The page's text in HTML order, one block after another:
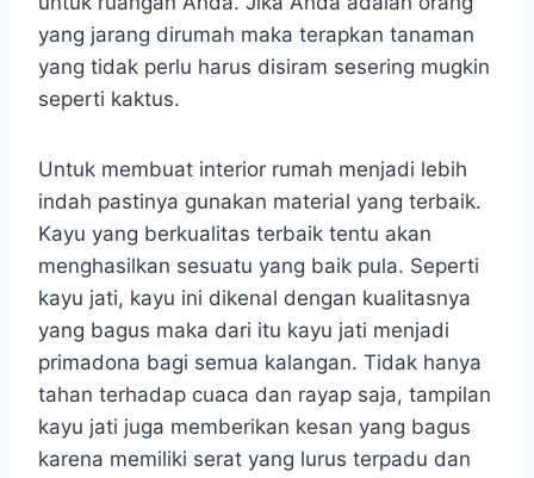
yang jarang dirumah maka terapkan tanaman
yang tidak perlu harus disiram sesering mugkin
seperti kaktus.
Untuk membuat interior rumah menjadi lebih
indah pastinya gunakan material yang terbaik.
Kayu yang berkualitas terbaik tentu akan
menghasilkan sesuatu yang baik pula. Seperti
kayu jati, kayu ini dikenal dengan kualitasnya
yang bagus maka dari itu kayu jati menjadi
primadona bagi semua kalangan. Tidak hanya
tahan terhadap cuaca dan rayap saja, tampilan
kayu jati juga memberikan kesan yang bagus
karena memiliki serat yang lurus terpadu dan